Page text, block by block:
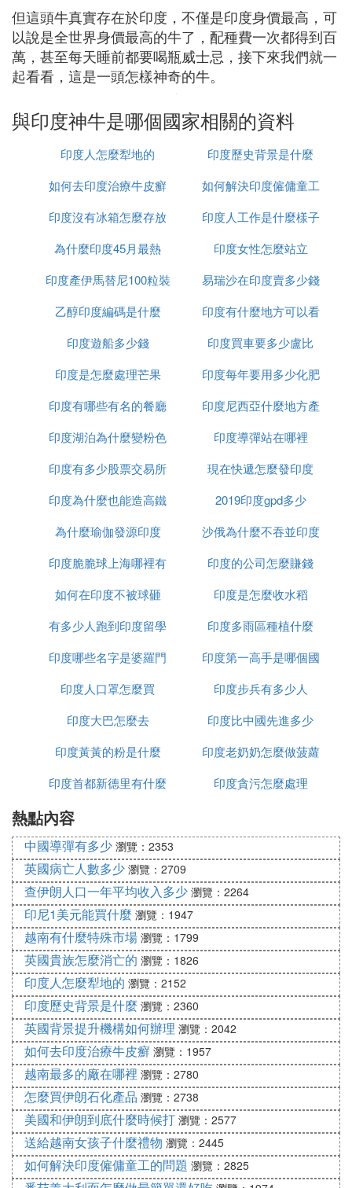
但這頭牛真實存在於印度，不僅是印度身價最高，可
以說是全世界身價最高的牛了，配種費一次都得到百
萬，甚至每天睡前都要喝瓶威士忌，接下來我們就一
起看看，這是一頭怎樣神奇的牛。
與印度神牛是哪個國家相關的資料
印度人怎麼犁地的
印度歷史背景是什麼
如何去印度治療牛皮癬
如何解決印度僱傭童工
的問題
印度沒有冰箱怎麼存放
食物
印度人工作是什麼樣子
為什麼印度45月最熱
印度女性怎麼站立
印度產伊馬替尼100粒裝
多少錢
易瑞沙在印度賣多少錢
一粒
乙醇印度編碼是什麼
印度有什麼地方可以看
到太陽
印度遊船多少錢
印度買車要多少盧比
印度是怎麼處理芒果
印度每年要用多少化肥
印度有哪些有名的餐廳
印度尼西亞什麼地方產
榴槤
印度湖泊為什麼變粉色
印度導彈站在哪裡
印度有多少股票交易所
現在快遞怎麼發印度
印度為什麼也能造高鐵
2019印度gpd多少
為什麼瑜伽發源印度
沙俄為什麼不吞並印度
印度脆脆球上海哪裡有
印度的公司怎麼賺錢
如何在印度不被球砸
印度是怎麼收水稻
有多少人跑到印度留學
印度多雨區種植什麼
印度哪些名字是婆羅門
種姓
印度第一高手是哪個國
家
印度人口罩怎麼買
印度步兵有多少人
印度大巴怎麼去
印度比中國先進多少
印度黃黃的粉是什麼
印度老奶奶怎麼做菠蘿
印度首都新德里有什麼
印度貪污怎麼處理
熱點內容
中國導彈有多少 瀏覽：2353
英國病亡人數多少 瀏覽：2709
查伊朗人口一年平均收入多少 瀏覽：2264
印尼1美元能買什麼 瀏覽：1947
越南有什麼特殊市場 瀏覽：1799
英國貴族怎麼消亡的 瀏覽：1826
印度人怎麼犁地的 瀏覽：2152
印度歷史背景是什麼 瀏覽：2360
英國背景提升機構如何辦理 瀏覽：2042
如何去印度治療牛皮癬 瀏覽：1957
越南最多的廠在哪裡 瀏覽：2780
怎麼買伊朗石化產品 瀏覽：2738
美國和伊朗到底什麼時候打 瀏覽：2577
送給越南女孩子什麼禮物 瀏覽：2445
如何解決印度僱傭童工的問題 瀏覽：2825